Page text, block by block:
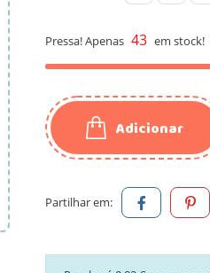
Pressa! Apenas 43 em stock!
Adicionar
Partilhar em: